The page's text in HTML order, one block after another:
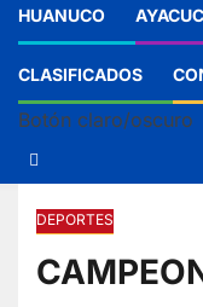
HUANUCO
CLASIFICADOS
Botón claro/oscuro
DEPORTES